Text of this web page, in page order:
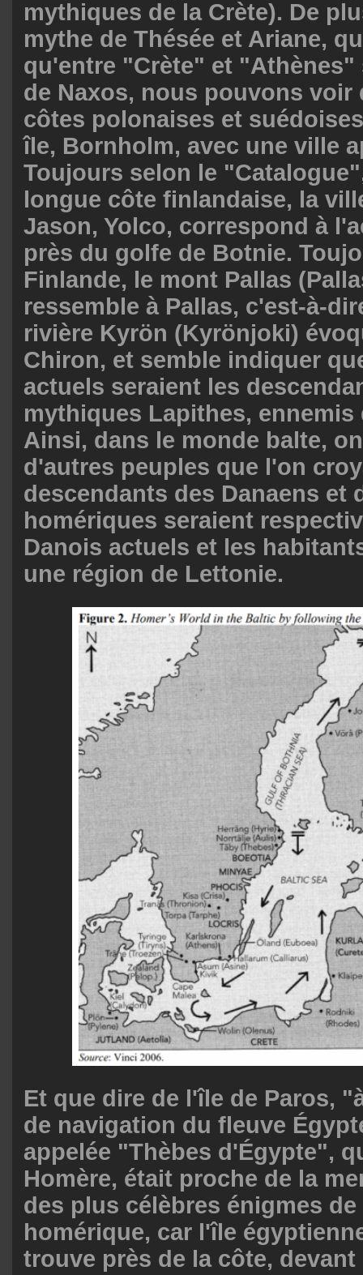
mythiques de la Crète). De
mythe de Thésée et Ariane,
qu'entre "Crète" et
de Naxos, nous pouvons voir
côtes polonaises et
île, Bornholm, avec une ville
Toujours selon le
longue côte finlandaise, la
Jason, Yolco, correspond à
près du golfe de Botnie.
Finlande, le mont Pallas
ressemble à Pallas, c'est-à-
rivière Kyrön (Kyrönjoki)
Chiron, et semble indiquer
actuels seraient les
mythiques Lapithes, ennemis
Ainsi, dans le monde balte,
d'autres peuples que l'on
descendants des Danaens et
homériques seraient
Danois actuels et les
une région de Lettonie.
Et que dire de l'île de Paros,
de navigation du fleuve
appelée "Thèbes d'Égypte",
Homère, était proche de la
des plus célèbres énigmes
homérique, car l'île
trouve près de la côte,